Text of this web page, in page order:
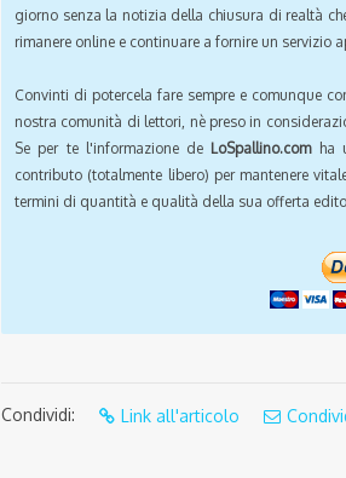
giorno senza la notizia della chiusura di realtà
rimanere online e continuare a fornire un servizio
Convinti di potercela fare sempre e comunque
nostra comunità di lettori, nè preso in
Se per te l'informazione de LoSpallino.comha
contributo (totalmente libero) per mantenere
termini di quantità e qualità della sua offerta
Condividi: Link all'articolo